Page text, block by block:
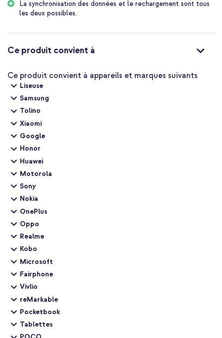
La synchronisation des données et le rechargement sont tous
les deux possibles.
Ce produit convient à
Ce produit convient à appareils et marques suivants
Liseuse
Samsung
Tolino
Xiaomi
Google
Honor
Huawei
Motorola
Sony
Nokia
OnePlus
Oppo
Realme
Kobo
Microsoft
Fairphone
Vivlio
reMarkable
Pocketbook
Tablettes